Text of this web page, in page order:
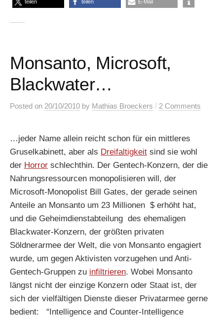
teilen teilen E-Mail
Monsanto, Microsoft,
Blackwater…
Posted on 20/10/2010 by Mathias Broeckers / 2 Comments
…jeder Name allein reicht schon für ein mittleres
Gruselkabinett, aber als Dreifaltigkeit sind sie wohl
der Horror schlechthin. Der Gentech-Konzern, der die
Nahrungsressourcen monopolisieren will, der
Microsoft-Monopolist Bill Gates, der gerade seinen
Anteile an Monsanto um 23 Millionen $ erhöht hat,
und die Geheimdienstabteilung des ehemaligen
Blackwater-Konzern, der größten privaten
Söldnerarmee der Welt, die von Monsanto engagiert
wurde, um gegen Aktivisten vorzugehen und Anti-
Gentech-Gruppen zu infiltrieren. Wobei Monsanto
längst nicht der einzige Konzern oder Staat ist, der
sich der vielfältigen Dienste dieser Privatarmee gerne
bedient: “Intelligence and Counter-Intelligence